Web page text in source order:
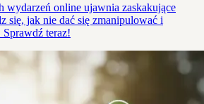
wydarzeń online ujawnia zaskakujące
się, jak nie dać się zmanipulować i
teraz!